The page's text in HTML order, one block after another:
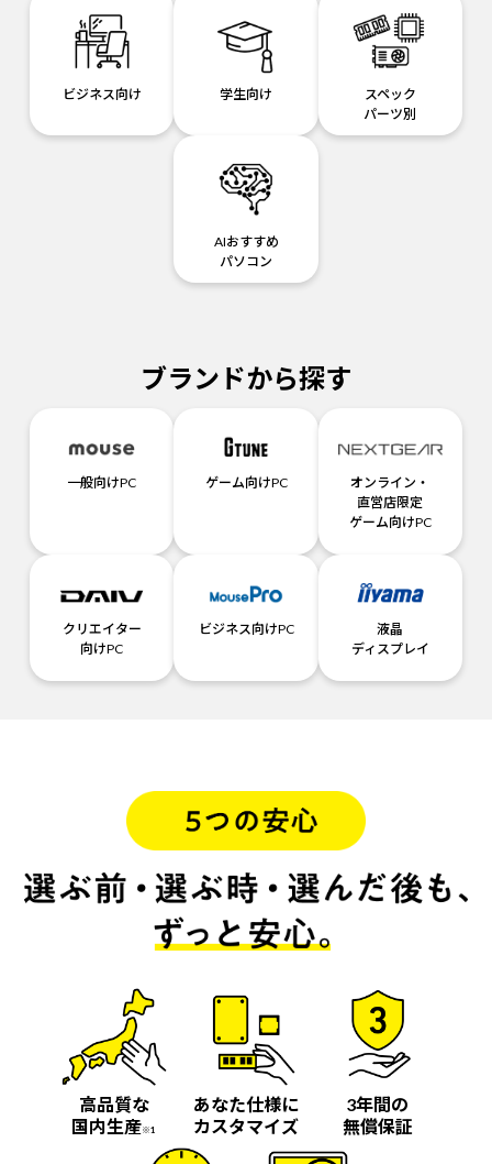
ビジネス向け 学生向け
スペック
パーツ別
AIおすすめ
パソコン
ブランドから探す
一般向けPC ゲーム向けPC
オンライン・
直営店限定
ゲーム向けPC
クリエイター
向けPC
ビジネス向けPC
液晶
ディスプレイ
高品質な
国内生産※1
あなた仕様に
カスタマイズ
3年間の
無償保証